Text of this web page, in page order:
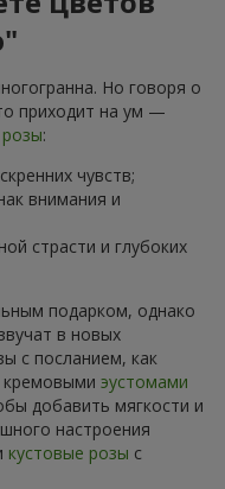
Но говоря о
приходит на ум —
розы:
чувств;
внимания и
страсти и глубоких
подарком, однако
в новых
с посланием, как
эустомами
добавить мягкости и
настроения
кустовые розы с